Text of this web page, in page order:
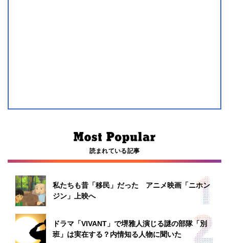
読まれている記事
私たちも昔「移民」だった アニメ映画「ニホン
ジン」上映へ
ドラマ「VIVANT」で堺雅人演じる謎の部隊「別
班」は実在する？内情知る人物に聞いた